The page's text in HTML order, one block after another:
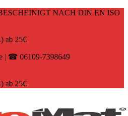
NACH DIN EN ISO
ab 25€
| ☎ 06109-7398649
ab 25€